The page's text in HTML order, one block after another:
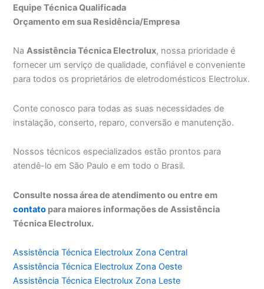
Equipe Técnica Qualificada
Orçamento em sua Residência/Empresa
NaAssistência Técnica Electrolux, nossa prioridade é
fornecer um serviço de qualidade, confiável e conveniente
para todos os proprietários de eletrodomésticos Electrolux.
Conte conosco para todas as suas necessidades de
instalação, conserto, reparo, conversão e manutenção.
Nossos técnicos especializados estão prontos para
atendê-lo em São Paulo e em todo o Brasil.
Consulte nossa área de atendimento ou entre em
contato para maiores informações de Assistência
Técnica Electrolux.
Assistência Técnica Electrolux Zona Central
Assistência Técnica Electrolux Zona Oeste
Assistência Técnica Electrolux Zona Leste